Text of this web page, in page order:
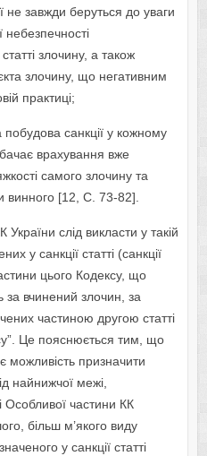
не завжди беруться до уваги
небезпечності
злочину, а також
злочину, що негативним
практиці;
санкції у кожному
врахування вже
самого злочину та
винного [12, С. 73-82].
слід викласти у такій
у санкції статті (санкції
цього Кодексу, що
за вчинений злочин, за
частиною другою статті
Це пояснюється тим, що
можливість призначити
найнижчої межі,
Особливої частини КК
більш м’якого виду
у санкції статті